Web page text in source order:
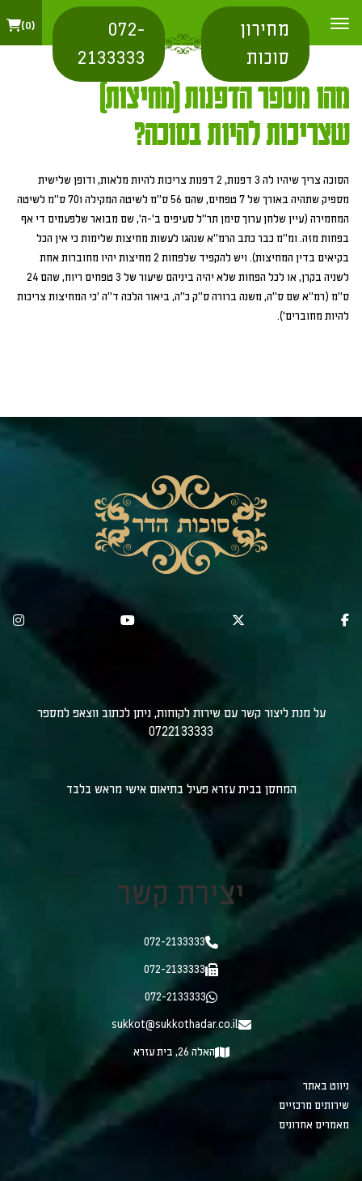
מחירון
סוכות
072-
2133333
0
מהו מספר הדפנות (מחיצות)
שצריכות להיות בסוכה?
הסוכה צריך שיהיו לה 3 דפנות, 2 דפנות צריכות להיות מלאות, ודופן שלישית
מספיק שתהיה באורך של 7 טפחים, שהם 56 ס"מ לשיטה המקילה ו70 ס"מ לשיטה
המחמירה (עיין שלחן ערוך סימן תר"ל סעיפים ב'-ה', שם מבואר שלפעמים די אף
בפחות מזה. ומ"מ כבר כתב הרמ"א שנהגו לעשות מחיצות שלימות כי אין הכל
בקיאים בדין המחיצות). ויש להקפיד שלפחות 2 מחיצות יהיו מחוברות אחת
לשניה בקרן, או לכל הפחות שלא יהיה ביניהם שיעור של 3 טפחים ריוח, שהם 24
ס"מ (רמ"א שם ס"ה, משנה ברורה ס"ק כ"ה, ביאור הלכה ד"ה 'כי המחיצות צריכות
להיות מחוברים').
על מנת ליצור קשר עם שירות לקוחות, ניתן לכתוב ווצאפ למספר
0722133333
המחסן בבית עזרא פעיל בתיאום אישי מראש בלבד
יצירת קשר
072-2133333
072-2133333
072-2133333
sukkot@sukkothadar.co.il
האלה 26, בית עזרא
ניווט באתר
שירותים מרכזיים
מאמרים אחרונים